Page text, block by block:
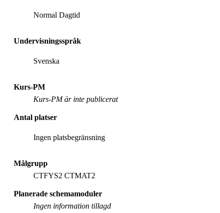
Normal Dagtid
Undervisningsspråk
Svenska
Kurs-PM
Kurs-PM är inte publicerat
Antal platser
Ingen platsbegränsning
Målgrupp
CTFYS2 CTMAT2
Planerade schemamoduler
Ingen information tillagd